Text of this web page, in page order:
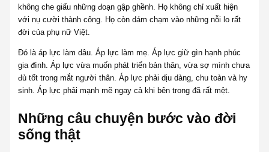
không che giấu những đoạn gập ghềnh. Họ không chỉ xuất hiện
với nụ cười thành công. Họ còn dám chạm vào những nỗi lo rất
đời của phụ nữ Việt.
Đó là áp lực làm dâu. Áp lực làm mẹ. Áp lực giữ gìn hạnh phúc
gia đình. Áp lực vừa muốn phát triển bản thân, vừa sợ mình chưa
đủ tốt trong mắt người thân. Áp lực phải dịu dàng, chu toàn và hy
sinh. Áp lực phải mạnh mẽ ngay cả khi bên trong đã rất mệt.
Những câu chuyện bước vào đời
sống thật